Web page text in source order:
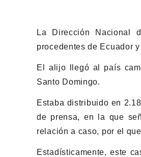
La Dirección Nacional
procedentes de Ecuador
El alijo llegó al país
Santo Domingo.
Estaba distribuido en
de prensa, en la que
relación a caso, por el
Estadísticamente, este